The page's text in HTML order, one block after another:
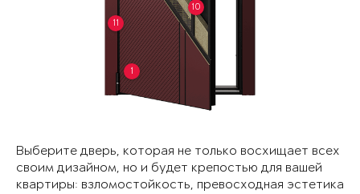
1
10
11
Выберите дверь, которая не только восхищает всех
своим дизайном, но и будет крепостью для вашей
квартиры: взломостойкость, превосходная эстетика